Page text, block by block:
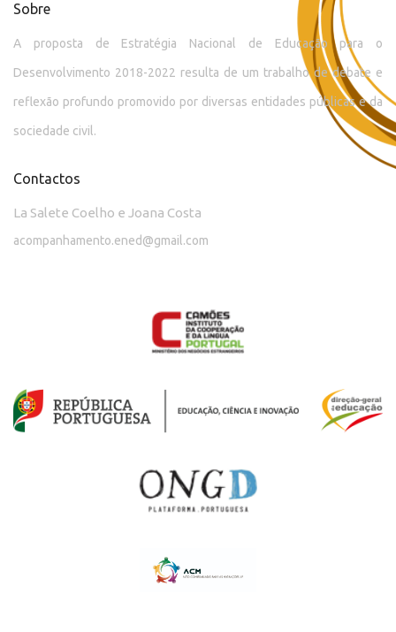
Sobre
A proposta de Estratégia Nacional de Educação para o
Desenvolvimento 2018-2022 resulta de um trabalho de debate e
reflexão profundo promovido por diversas entidades públicas e da
sociedade civil.
Contactos
La Salete Coelho e Joana Costa
acompanhamento.ened@gmail.com